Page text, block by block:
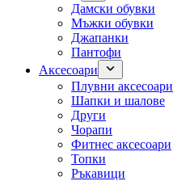
Дамски обувки
Мъжки обувки
Джапанки
Пантофи
Аксесоари
Плувни аксесоари
Шапки и шалове
Други
Чорапи
Фитнес аксесоари
Топки
Ръкавици